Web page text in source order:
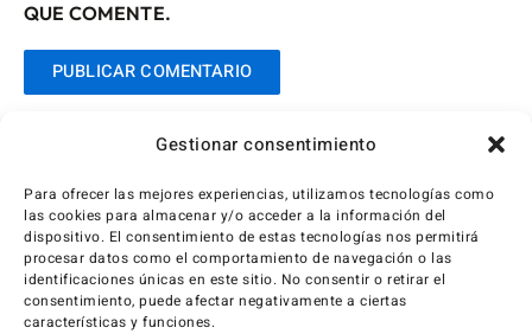
Gestionar consentimiento
Para ofrecer las mejores experiencias, utilizamos tecnologías como
las cookies para almacenar y/o acceder a la información del
dispositivo. El consentimiento de estas tecnologías nos permitirá
procesar datos como el comportamiento de navegación o las
identificaciones únicas en este sitio. No consentir o retirar el
consentimiento, puede afectar negativamente a ciertas
características y funciones.
QUE COMENTE.